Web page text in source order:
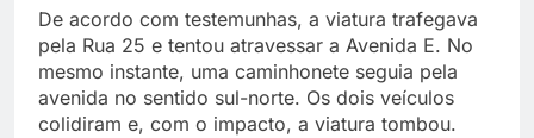
De acordo com testemunhas, a viatura trafegava
pela Rua 25 e tentou atravessar a Avenida E. No
mesmo instante, uma caminhonete seguia pela
avenida no sentido sul-norte. Os dois veículos
colidiram e, com o impacto, a viatura tombou.